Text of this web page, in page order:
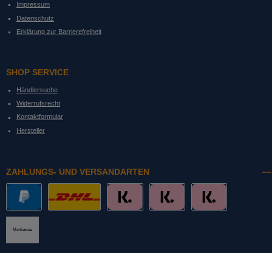
Impressum
Datenschutz
Erklärung zur Barrierefreiheit
SHOP SERVICE
Händlersuche
Widerrufsrecht
Kontaktformular
Hersteller
ZAHLUNGS- UND VERSANDARTEN
Vorkasse